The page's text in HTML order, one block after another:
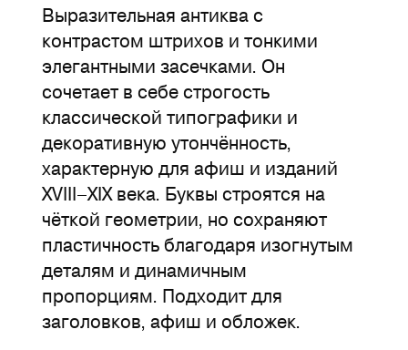
Выразительная антиква с
контрастом штрихов и тонкими
элегантными засечками. Он
сочетает в себе строгость
классической типографики и
декоративную утончённость,
характерную для афиш и изданий
XVIII–XIX века. Буквы строятся на
чёткой геометрии, но сохраняют
пластичность благодаря изогнутым
деталям и динамичным
пропорциям. Подходит для
заголовков, афиш и обложек.